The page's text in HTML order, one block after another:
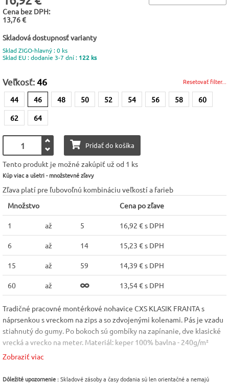
Cena bez DPH:
13,76 €
Skladová dostupnosť varianty
Sklad ZIGO-hlavný : 0 ks
Sklad EU : dodanie 3-7 dní : 122 ks
Resetovať filter...
Veľkosť:46
44 46 48 50 52 54 56 58
60
62
64
Pridať do košíka
Tento produkt je možné zakúpiť už od 1 ks
Kúp viac a ušetri - množstevné zľavy
Zľava platí pre ľubovoľnú kombináciu veľkostí a farieb
Množstvo
Cena po zľave
1 až 5 16,92 € s DPH
6 až 14 15,23 € s DPH
15 až 59 14,39 € s DPH
60 až 13,54 € s DPH
Tradičné pracovné montérkové nohavice CXS KLASIK FRANTA s
náprsenkou s vreckom na zips a so zdvojenými kolenami. Pás je vzadu
stiahnutý do gumy. Po bokoch sú gombíky na zapínanie, dve klasické
vrecká a vrecko na meter. Materiál: keper 100% bavlna - 240g/m²
Veľkosť: 44-64
Klasika
Zobraziť viac
Dôležité upozornenie :Skladové zásoby a časy dodania sú len orientačné a nemajú